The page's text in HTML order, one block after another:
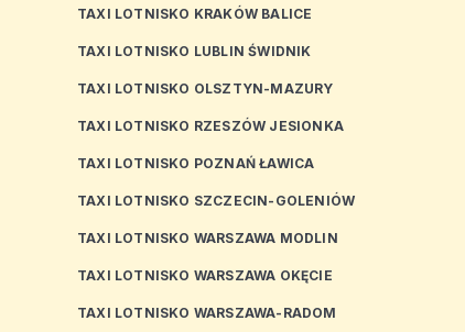
TAXI LOTNISKO KRAKÓW BALICE
TAXI LOTNISKO LUBLIN ŚWIDNIK
TAXI LOTNISKO OLSZTYN-MAZURY
TAXI LOTNISKO RZESZÓW JESIONKA
TAXI LOTNISKO POZNAŃ ŁAWICA
TAXI LOTNISKO SZCZECIN-GOLENIÓW
TAXI LOTNISKO WARSZAWA MODLIN
TAXI LOTNISKO WARSZAWA OKĘCIE
TAXI LOTNISKO WARSZAWA-RADOM